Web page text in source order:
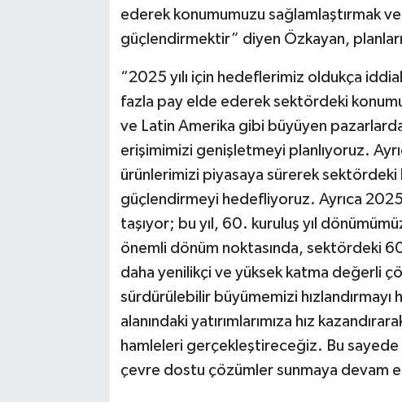
ederek konumumuzu sağlamlaştırmak ve
güçlendirmektir” diyen Özkayan,
“2025 yılı için hedeflerimiz oldukça
fazla pay elde ederek sektördeki
ve Latin Amerika gibi büyüyen
erişimimizi genişletmeyi planlıyoruz.
ürünlerimizi piyasaya sürerek
güçlendirmeyi hedefliyoruz. Ayrıca 2025
taşıyor; bu yıl, 60. kuruluş yıl
önemli dönüm noktasında, sektördeki
daha yenilikçi ve yüksek katma değerli
sürdürülebilir büyümemizi
alanındaki yatırımlarımıza hız
hamleleri gerçekleştireceğiz. Bu sayede
çevre dostu çözümler sunmaya devam